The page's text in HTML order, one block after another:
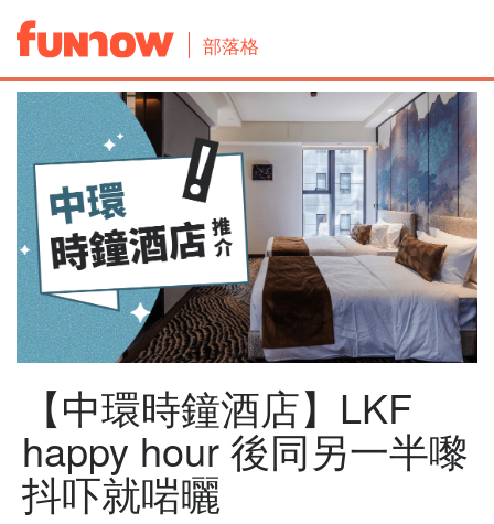
部落格
【中環時鐘酒店】LKF
happy hour 後同另一半嚟
抖吓就啱曬